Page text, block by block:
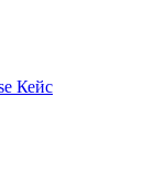
Кейс